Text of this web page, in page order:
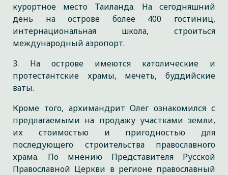
курортное место Таиланда. На сегодняшний
день на острове более 400 гостиниц,
интернациональная школа, строиться
международный аэропорт.
3. На острове имеются католические и
протестантские храмы, мечеть, буддийские
ваты.
Кроме того, архимандрит Олег ознакомился с
предлагаемыми на продажу участками земли,
их стоимостью и пригодностью для
последующего строительства православного
храма. По мнению Представителя Русской
Православной Церкви в регионе православный